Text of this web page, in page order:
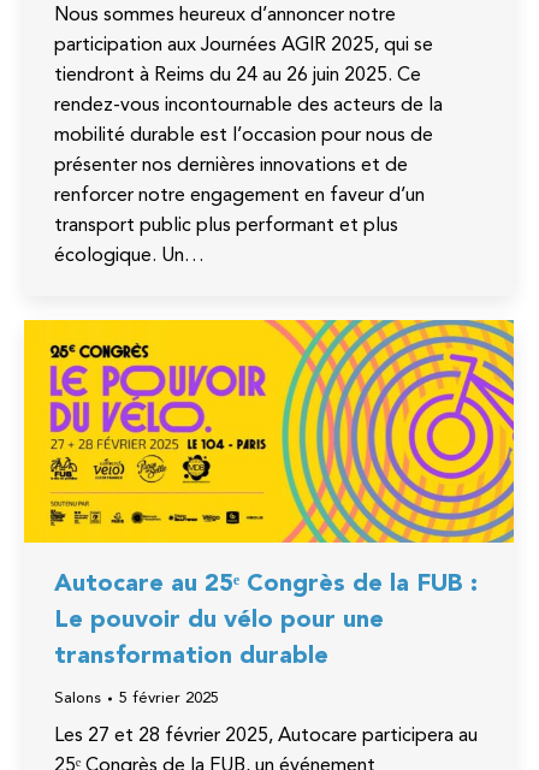
Nous sommes heureux d’annoncer notre
participation aux Journées AGIR 2025, qui se
tiendront à Reims du 24 au 26 juin 2025. Ce
rendez-vous incontournable des acteurs de la
mobilité durable est l’occasion pour nous de
présenter nos dernières innovations et de
renforcer notre engagement en faveur d’un
transport public plus performant et plus
écologique. Un…
Autocare au 25ᵉ Congrès de la FUB :
Le pouvoir du vélo pour une
transformation durable
Salons 5 février 2025
Les 27 et 28 février 2025, Autocare participera au
25ᵉ Congrès de la FUB, un événement